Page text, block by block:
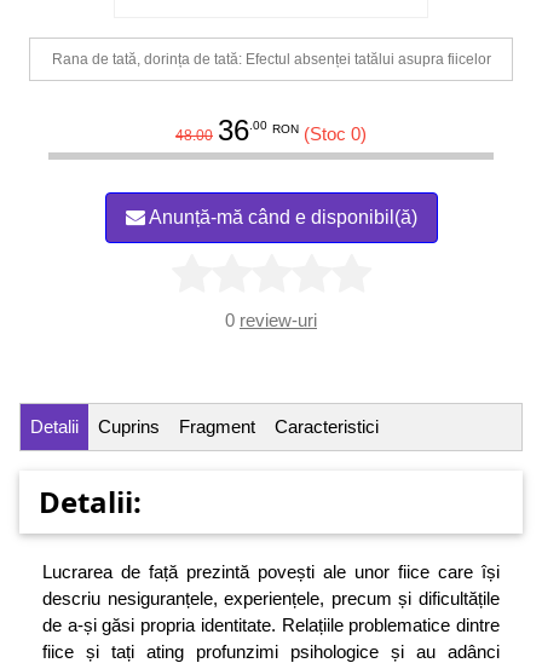
Rana de tată, dorința de tată: Efectul absenței tatălui asupra fiicelor
48.00 36.00 RON (Stoc 0)
Anunță-mă când e disponibil(ă)
0 review-uri
Detalii Cuprins Fragment Caracteristici
Detalii:
Lucrarea de față prezintă povești ale unor fiice care își
descriu nesiguranțele, experiențele, precum și dificultățile
de a-și găsi propria identitate. Relațiile problematice dintre
fiice și tați ating profunzimi psihologice și au adânci